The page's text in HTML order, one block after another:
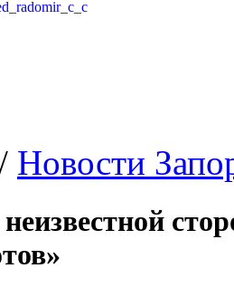
Новости